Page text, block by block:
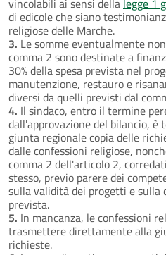
di edicole che siano
religiose delle Marche.
3. Le somme eventualmente
comma 2 sono destinate a
30% della spesa prevista nel
manutenzione, restauro e
diversi da quelli previsti dal
4. Il sindaco, entro il termine
dall'approvazione del bilancio,
giunta regionale copia delle
dalle confessioni religiose,
comma 2 dell'articolo 2,
stesso, previo parere dei
sulla validità dei progetti e sulla
prevista.
5. In mancanza, le confessioni
trasmettere direttamente alla
richieste.